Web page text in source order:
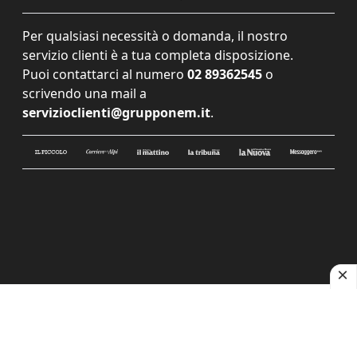
Per qualsiasi necessità o domanda, il nostro
servizio clienti è a tua completa disposizione.
Puoi contattarci al numero 02 89362545 o
scrivendo una mail a
servizioclienti@grupponem.it.